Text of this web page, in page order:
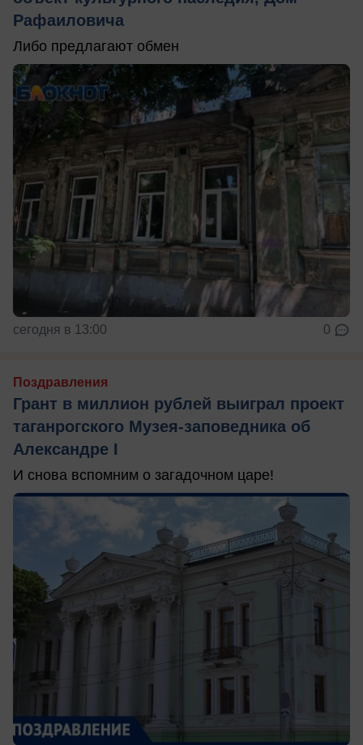
Рафаиловича
Либо предлагают обмен
сегодня в 13:00 0
Поздравления
Грант в миллион рублей выиграл проект
таганрогского Музея-заповедника об
Александре I
И снова вспомним о загадочном царе!